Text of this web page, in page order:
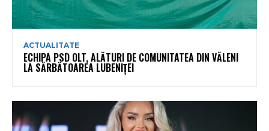
ACTUALITATE
ECHIPA PSD OLT, ALĂTURI DE COMUNITATEA DIN VĂLENI
LA SĂRBĂTOAREA LUBENIȚEI